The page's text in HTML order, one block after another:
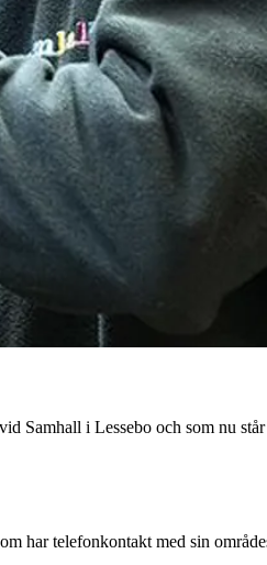
Samhall i Lessebo och som nu
har telefonkontakt med sin